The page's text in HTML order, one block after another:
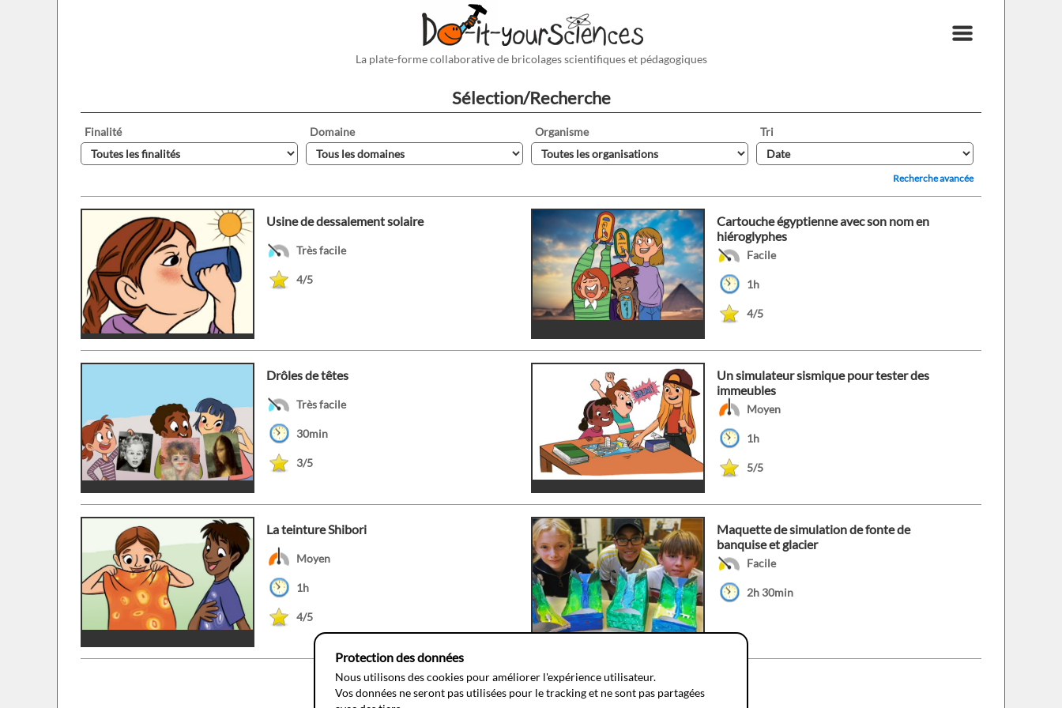
La plate-forme collaborative de bricolages scientifiques et pédagogiques
Sélection/Recherche
Finalité Domaine Organisme Tri
Recherche avancée
Usine de dessalement solaire
Très facile
4/5
Cartouche égyptienne avec son nom en
hiéroglyphes
Facile
1h
4/5
Drôles de têtes
Très facile
30min
3/5
Un simulateur sismique pour tester des
immeubles
Moyen
1h
5/5
La teinture Shibori
Moyen
1h
4/5
Maquette de simulation de fonte de
banquise et glacier
Facile
2h 30min
1 2 3 4 5 6 7 ... 18
Protection des données
Nous utilisons des cookies pour améliorer l'expérience utilisateur.
Vos données ne seront pas utilisées pour le tracking et ne sont pas partagées